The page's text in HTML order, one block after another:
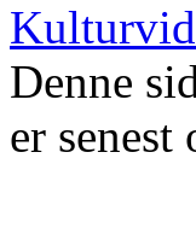
Denne
er